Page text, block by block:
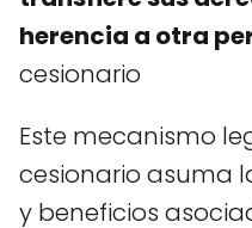
herencia a otra
cesionario
Este mecanismo
cesionario asuma
y beneficios